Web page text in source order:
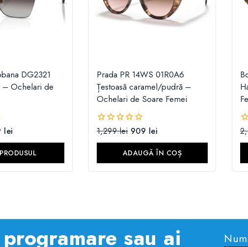
DG2321
Ochelari de
lei
Prada PR 14WS 01R0A6
Țestoasă caramel/pudră –
Ochelari de Soare Femei
0
1,299lei 909 lei
ADAUGĂ ÎN COȘ
0
sau ai